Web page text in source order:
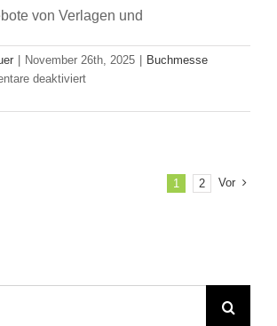
von Verlagen und
November 26th, 2025
Buchmesse
deaktiviertfür
Ausbildungen
1 2 Vor